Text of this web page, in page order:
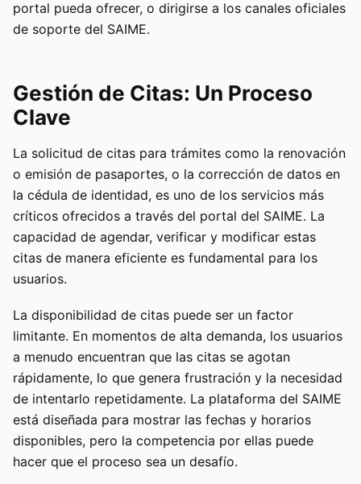
portal pueda ofrecer, o dirigirse a los canales oficiales
de soporte del SAIME.
Gestión de Citas: Un Proceso
Clave
La solicitud de citas para trámites como la renovación
o emisión de pasaportes, o la corrección de datos en
la cédula de identidad, es uno de los servicios más
críticos ofrecidos a través del portal del SAIME. La
capacidad de agendar, verificar y modificar estas
citas de manera eficiente es fundamental para los
usuarios.
La disponibilidad de citas puede ser un factor
limitante. En momentos de alta demanda, los usuarios
a menudo encuentran que las citas se agotan
rápidamente, lo que genera frustración y la necesidad
de intentarlo repetidamente. La plataforma del SAIME
está diseñada para mostrar las fechas y horarios
disponibles, pero la competencia por ellas puede
hacer que el proceso sea un desafío.